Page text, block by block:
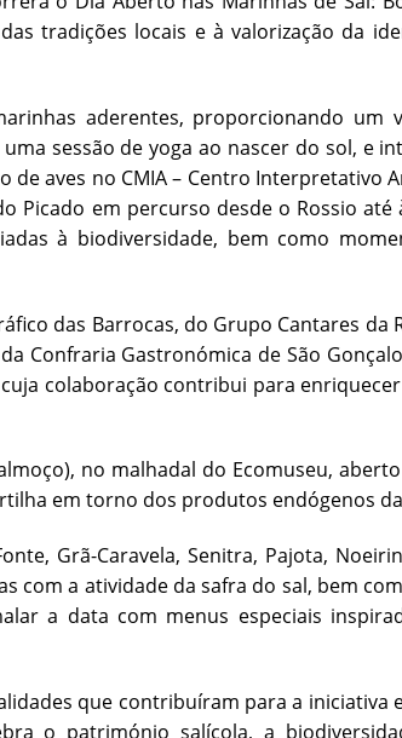
tradições locais e à valorização da
aderentes, proporcionando um
sessão de yoga ao nascer do sol, e
de aves no CMIA – Centro Interpretativo
Picado em percurso desde o Rossio até
à biodiversidade, bem como
das Barrocas, do Grupo Cantares da
Confraria Gastronómica de São
colaboração contribui para
no malhadal do Ecomuseu,
em torno dos produtos endógenos
Grã-Caravela, Senitra, Pajota,
com a atividade da safra do sal, bem
a data com menus especiais
que contribuíram para a iniciativa
o património salícola, a